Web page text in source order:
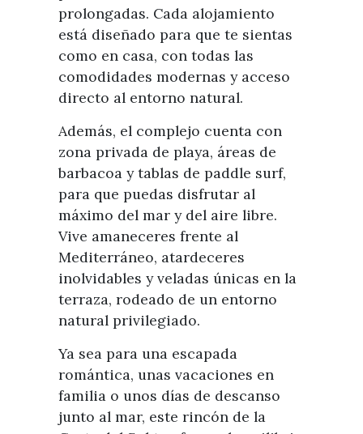
prolongadas. Cada alojamiento
está diseñado para que te sientas
como en casa, con todas las
comodidades modernas y acceso
directo al entorno natural.
Además, el complejo cuenta con
zona privada de playa, áreas de
barbacoa y tablas de paddle surf,
para que puedas disfrutar al
máximo del mar y del aire libre.
Vive amaneceres frente al
Mediterráneo, atardeceres
inolvidables y veladas únicas en la
terraza, rodeado de un entorno
natural privilegiado.
Ya sea para una escapada
romántica, unas vacaciones en
familia o unos días de descanso
junto al mar, este rincón de la